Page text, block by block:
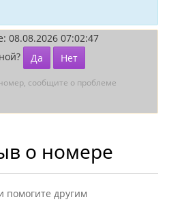
08.08.2026 07:02:47
Да Нет
сообщите о проблеме
о номере
помогите другим